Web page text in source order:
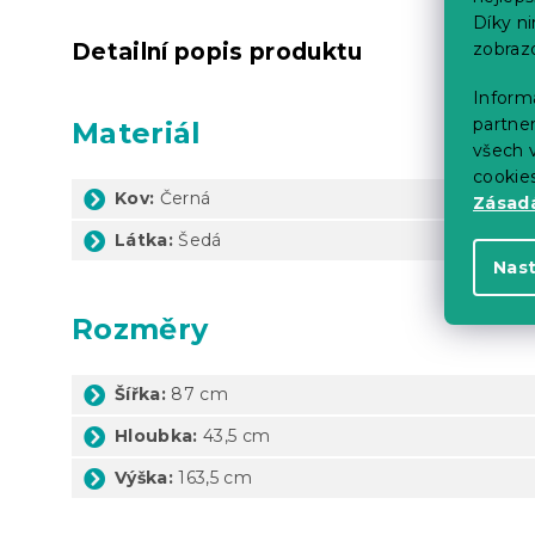
Díky
všech
Detailní popis produktu
Materiál
Kov: Černá
Látka:Šedá
Rozměry
Šířka: 87 cm
Hloubka: 43,5 cm
Výška: 163,5 cm